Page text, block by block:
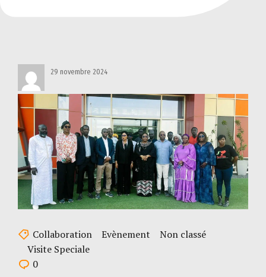
29 novembre 2024
Collaboration Evènement
Non classé
Visite Speciale
0